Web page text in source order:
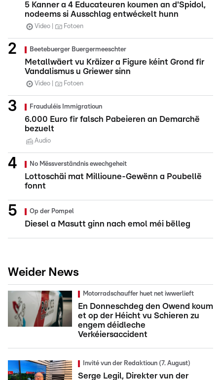
5 Kanner a 4 Educateuren koumen an d'Spidol,
nodeems si Ausschlag entwéckelt hunn
Video Fotoen
Beetebuerger Buergermeeschter
Metallwäert vu Kräizer a Figure kéint Grond fir
Vandalismus u Griewer sinn
Video Fotoen
Frauduléis Immigratioun
6.000 Euro fir falsch Pabeieren an Demarchë
bezuelt
Audio
No Mëssverständnis ewechgeheit
Lottoschäi mat Millioune-Gewënn a Poubellë
fonnt
Op der Pompel
Diesel a Masutt ginn nach emol méi bëlleg
Weider News
Motorradschauffer huet net iwwerlieft
En Donneschdeg den Owend koum
et op der Héicht vu Schieren zu
engem déidleche
Verkéiersaccident
Invité vun der Redaktioun (7. August)
Serge Legil, Direkter vun der